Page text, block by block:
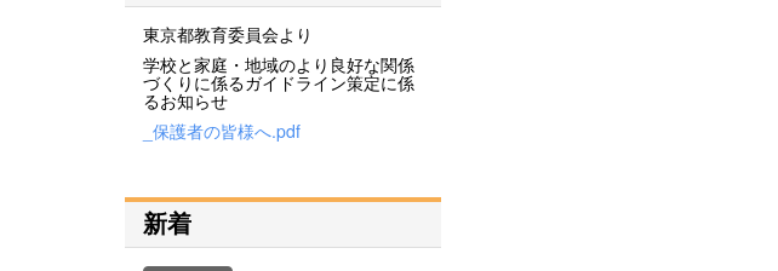
東京都教育委員会より
学校と家庭・地域のより良好な関係
づくりに係るガイドライン策定に係
るお知らせ
_保護者の皆様へ.pdf
新着